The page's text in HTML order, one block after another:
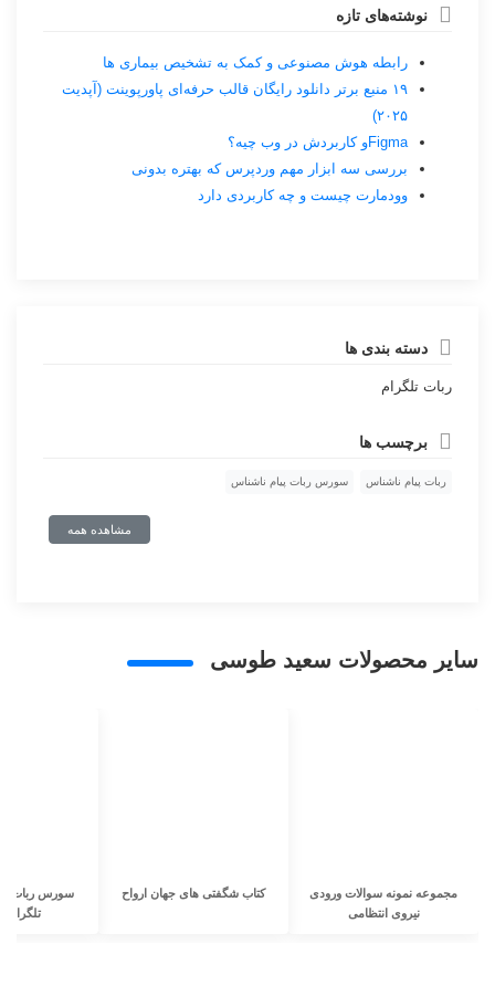
نوشته‌های تازه
رابطه هوش مصنوعی و کمک به تشخیص بیماری ها
۱۹ منبع برتر دانلود رایگان قالب حرفه‌ای پاورپوینت (آپدیت
۲۰۲۵)
Figmaو کاربردش در وب چیه؟
بررسی سه ابزار مهم وردپرس که بهتره بدونی
وودمارت چیست و چه کاربردی دارد
دسته بندی ها
ربات تلگرام
برچسب ها
ربات پیام ناشناس سورس ربات پیام ناشناس
مشاهده همه
سایر محصولات سعید طوسی
مجموعه نمونه سوالات ورودی
نیروی انتظامی
کتاب شگفتی های جهان ارواح
سورس ربات
تلگرام